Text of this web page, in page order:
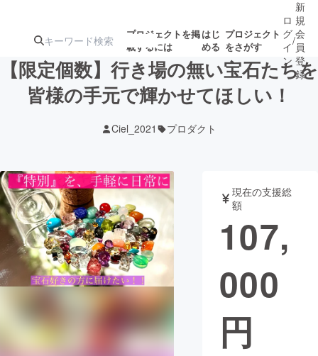
プロジェクトを掲
載するには
はじ
める
プロジェクト
をさがす
ジェクト
募集終了が近いプ
ロジェクト
アート・写真 音楽
テクノロジー・ガジェット ゲーム・サ
映像・映画
ビジネス・起業
ロ
グ
イ
ン
/
新
規
会
員
登
録
【限定個数】行き場の無い宝石たちを
皆様の手元で輝かせてほしい！
Ciel_2021 プロダクト
現在の支援総
額
107,
000
円